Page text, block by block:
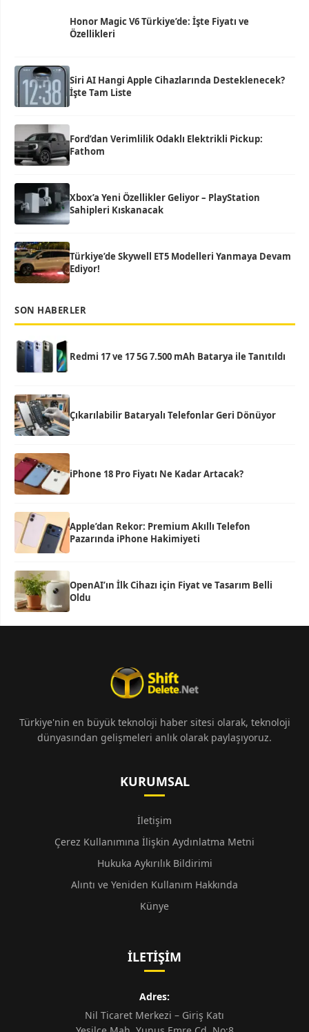
Honor Magic V6 Türkiye’de: İşte Fiyatı ve
Özellikleri
Siri AI Hangi Apple Cihazlarında Desteklenecek?
İşte Tam Liste
Ford’dan Verimlilik Odaklı Elektrikli Pickup:
Fathom
Xbox’a Yeni Özellikler Geliyor – PlayStation
Sahipleri Kıskanacak
Türkiye’de Skywell ET5 Modelleri Yanmaya Devam
Ediyor!
SON HABERLER
Redmi 17 ve 17 5G 7.500 mAh Batarya ile Tanıtıldı
Çıkarılabilir Bataryalı Telefonlar Geri Dönüyor
iPhone 18 Pro Fiyatı Ne Kadar Artacak?
Apple’dan Rekor: Premium Akıllı Telefon
Pazarında iPhone Hakimiyeti
OpenAI’ın İlk Cihazı için Fiyat ve Tasarım Belli
Oldu
Türkiye'nin en büyük teknoloji haber sitesi olarak, teknoloji
dünyasından gelişmeleri anlık olarak paylaşıyoruz.
KURUMSAL
İletişim
Çerez Kullanımına İlişkin Aydınlatma Metni
Hukuka Aykırılık Bildirimi
Alıntı ve Yeniden Kullanım Hakkında
Künye
İLETIŞIM
Adres:
Nil Ticaret Merkezi – Giriş Katı